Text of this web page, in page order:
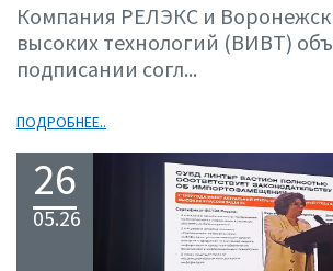
Компания РЕЛЭКС и
высоких технологий (ВИВТ)
подписании согл...
ПОДРОБНЕЕ..
26
05.26